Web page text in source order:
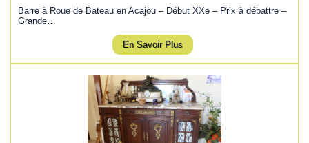
Barre à Roue de Bateau en Acajou – Début XXe – Prix à débattre –
Grande…
En Savoir Plus